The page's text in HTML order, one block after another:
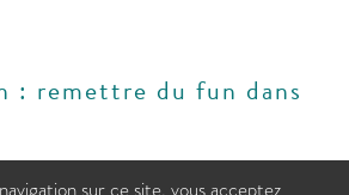
: remettre du fun dans